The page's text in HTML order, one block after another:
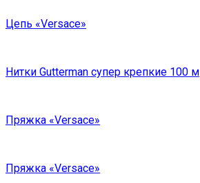
Цепь «Versace»
Нитки Gutterman супер крепкие 100 м
Пряжка «Versace»
Пряжка «Versace»